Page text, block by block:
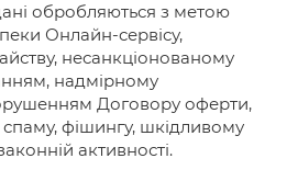
обробляються з метою
Онлайн-сервісу,
несанкціонованому
надмірному
Договору оферти,
фішингу, шкідливому
активності.